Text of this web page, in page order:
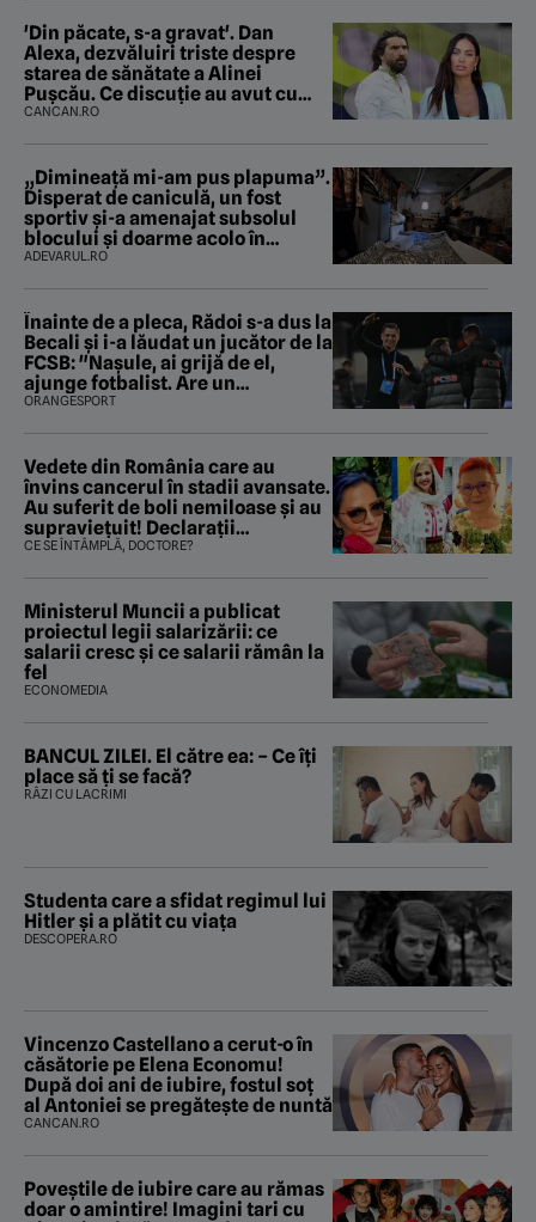
'Din păcate, s-a gravat'. Dan
Alexa, dezvăluiri triste despre
starea de sănătate a Alinei
Pușcău. Ce discuție au avut cu
două zile în urmă
CANCAN.RO
„Dimineață mi-am pus plapuma”.
Disperat de caniculă, un fost
sportiv și-a amenajat subsolul
blocului și doarme acolo în
fiecare noapte
ADEVARUL.RO
Înainte de a pleca, Rădoi s-a dus la
Becali şi i-a lăudat un jucător de la
FCSB: "Naşule, ai grijă de el,
ajunge fotbalist. Are un
parametru unde se apropie de
ORANGESPORT
Vedete din România care au
învins cancerul în stadii avansate.
Au suferit de boli nemiloase şi au
supravieţuit! Declarații
sfâșietoare
CE SE ÎNTÂMPLĂ, DOCTORE?
Ministerul Muncii a publicat
proiectul legii salarizării: ce
salarii cresc și ce salarii rămân la
fel
ECONOMEDIA
BANCUL ZILEI. El către ea: – Ce îți
place să ți se facă?
RÂZI CU LACRIMI
Studenta care a sfidat regimul lui
Hitler și a plătit cu viața
DESCOPERA.RO
Vincenzo Castellano a cerut-o în
căsătorie pe Elena Economu!
După doi ani de iubire, fostul soț
al Antoniei se pregătește de nuntă
CANCAN.RO
Poveştile de iubire care au rămas
doar o amintire! Imagini tari cu